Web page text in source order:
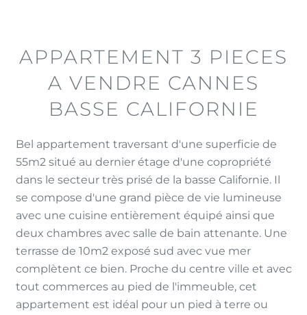
APPARTEMENT 3 PIECES
A VENDRE CANNES
BASSE CALIFORNIE
Bel appartement traversant d'une superficie de
55m2 situé au dernier étage d'une copropriété
dans le secteur très prisé de la basse Californie. Il
se compose d'une grand pièce de vie lumineuse
avec une cuisine entièrement équipé ainsi que
deux chambres avec salle de bain attenante. Une
terrasse de 10m2 exposé sud avec vue mer
complètent ce bien. Proche du centre ville et avec
tout commerces au pied de l'immeuble, cet
appartement est idéal pour un pied à terre ou